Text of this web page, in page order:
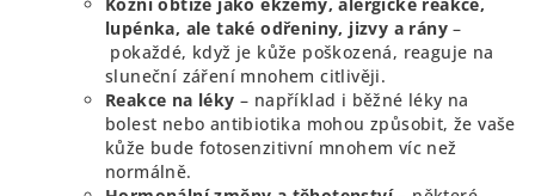
lupénka, ale také odřeniny, jizvy a rány–
pokaždé, když je kůže poškozená, reaguje na
sluneční záření mnohem citlivěji.
Reakce na léky – například i běžné léky na
bolest nebo antibiotika mohou způsobit, že vaše
kůže bude fotosenzitivní mnohem víc než
normálně.